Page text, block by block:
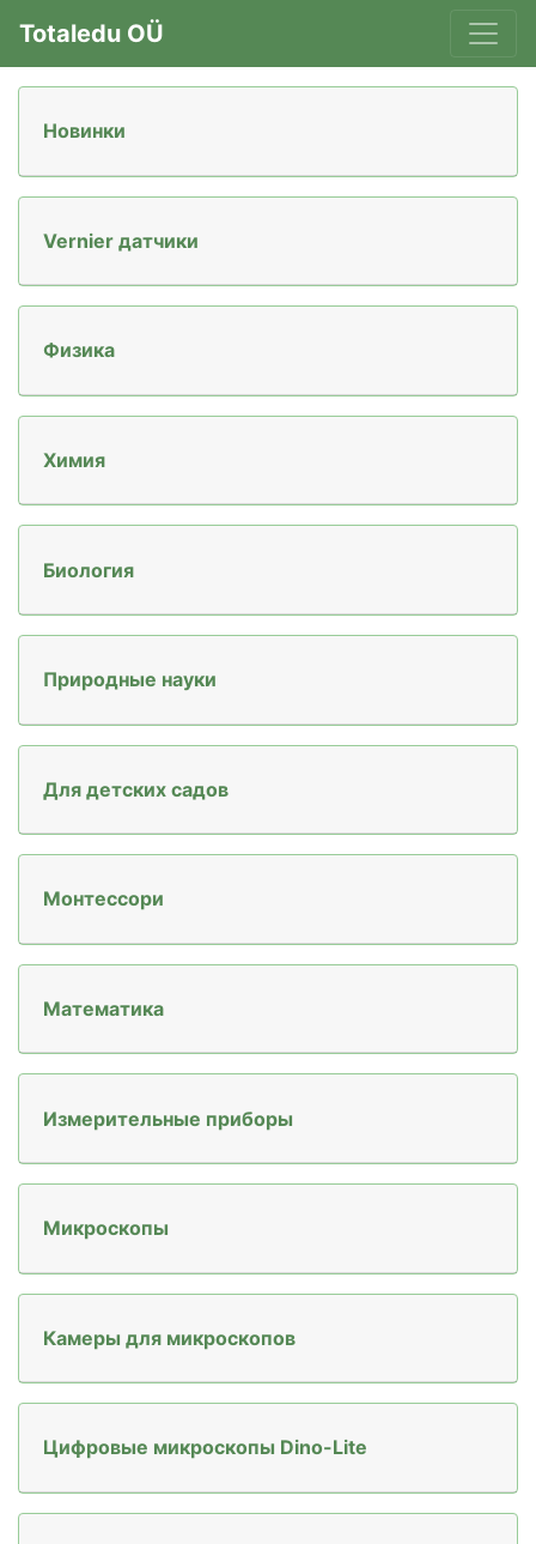
Totaledu OÜ
Hовинки
Vernier датчики
Физика
Xимия
Биология
Природные науки
Для детских садов
Монтессори
Mатематика
Измерительные приборы
Mикроскопы
Камеры для микроскопов
Цифровые микроскопы Dino-Lite